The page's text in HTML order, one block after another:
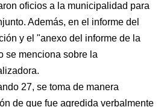
oficios a la municipalidad para
Además, en el informe del
y el "anexo del informe de la
se menciona sobre la
27, se toma de manera
de que fue agredida verbalmente